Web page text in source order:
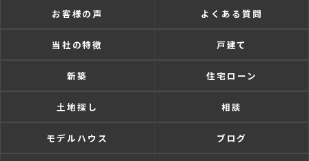
お客様の声 よくある質問
当社の特徴 戸建て
新築 住宅ローン
土地探し 相談
モデルハウス ブログ